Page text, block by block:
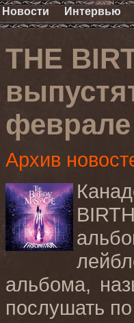
Новости Интервью
THE
феврале
Архив
альбома,
послушать